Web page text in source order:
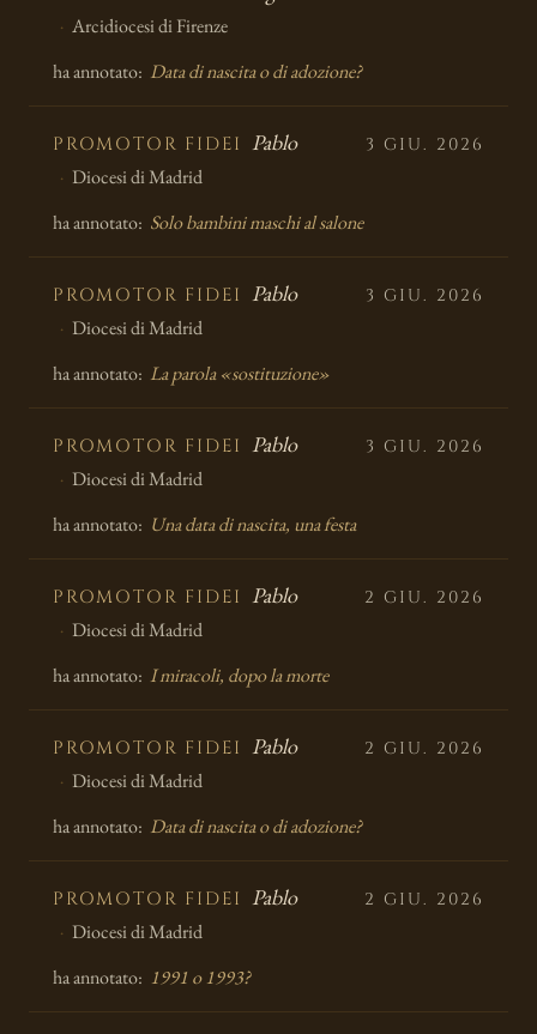
Arcidiocesi di Firenze
ha annotato: Data di nascita o di adozione?
PROMOTOR FIDEI Pablo
Diocesi di Madrid
3 GIU. 2026
ha annotato: Solo bambini maschi al salone
PROMOTOR FIDEI Pablo
Diocesi di Madrid
3 GIU. 2026
ha annotato: La parola «sostituzione»
PROMOTOR FIDEI Pablo
Diocesi di Madrid
3 GIU. 2026
ha annotato: Una data di nascita, una festa
PROMOTOR FIDEI Pablo
Diocesi di Madrid
2 GIU. 2026
ha annotato: I miracoli, dopo la morte
PROMOTOR FIDEI Pablo
Diocesi di Madrid
2 GIU. 2026
ha annotato: Data di nascita o di adozione?
PROMOTOR FIDEI Pablo
Diocesi di Madrid
2 GIU. 2026
ha annotato: 1991 o 1993?